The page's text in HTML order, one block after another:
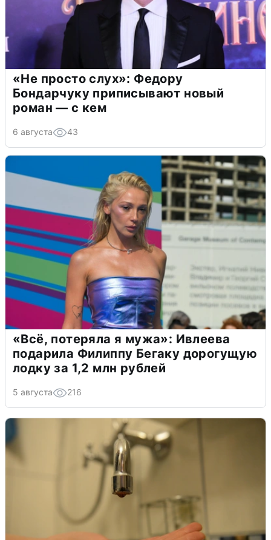
«Не просто слух»: Федору
Бондарчуку приписывают новый
роман — с кем
6 августа 43
«Всё, потеряла я мужа»: Ивлеева
подарила Филиппу Бегаку дорогущую
лодку за 1,2 млн рублей
5 августа 216